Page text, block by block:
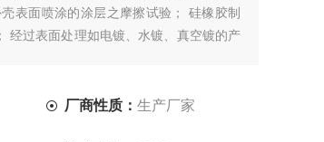
表面喷涂的涂层之摩擦试验； 硅橡胶制
经过表面处理如电镀、水镀、真空镀的产
厂商性质：生产厂家